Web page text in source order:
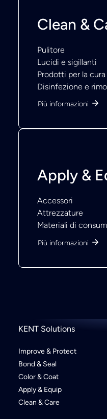
Clean &
Pulitore
Lucidi e sigillanti
Prodotti per la cura
Disinfezione e
Più informazioni
Apply &
Accessori
Attrezzature
Materiali di
Più informazioni
KENT Solutions
Improve & Protect
Bond & Seal
Color & Coat
Apply & Equip
Clean & Care